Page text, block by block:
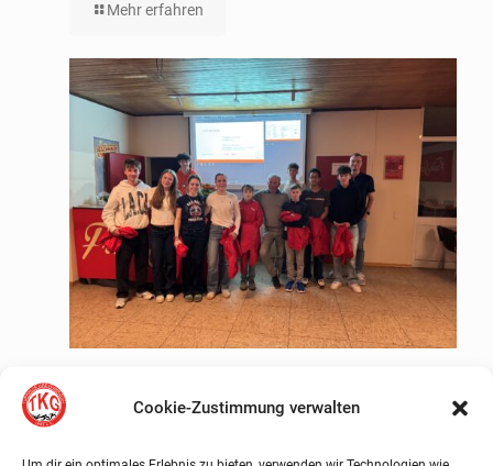
Cookie-Zustimmung verwalten
Mehr erfahren
Positive Jahresaussicht